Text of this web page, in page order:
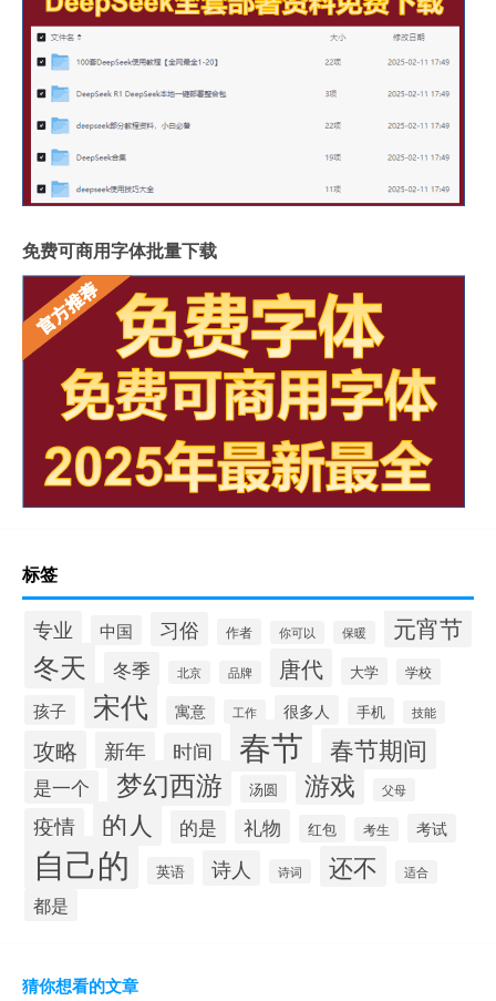
免费可商用字体批量下载
标签
专业 中国 习俗 作者 你可以 保暖 元宵节
冬天 冬季 北京 品牌 唐代 大学 学校
孩子 宋代 寓意 工作 很多人 手机 技能
攻略 新年 时间 春节 春节期间
是一个 梦幻西游 汤圆 游戏 父母
疫情 的人 的是 礼物 红包 考生 考试
自己的 英语 诗人 诗词 还不 适合
都是
猜你想看的文章